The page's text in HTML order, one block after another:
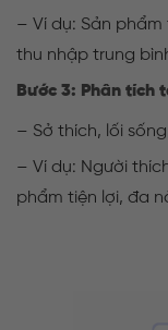
– Ví dụ: Sản
thu nhập trung
Bước 3: Phân tích
– Sở thích, lối
– Ví dụ: Người
phẩm tiện lợi, đa